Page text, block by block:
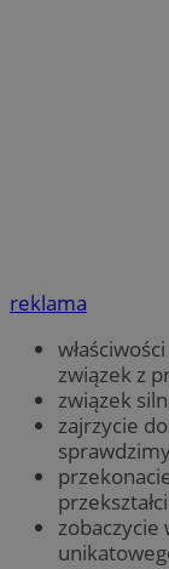
reklama
związek z
związek
zajrzycie
zobaczycie